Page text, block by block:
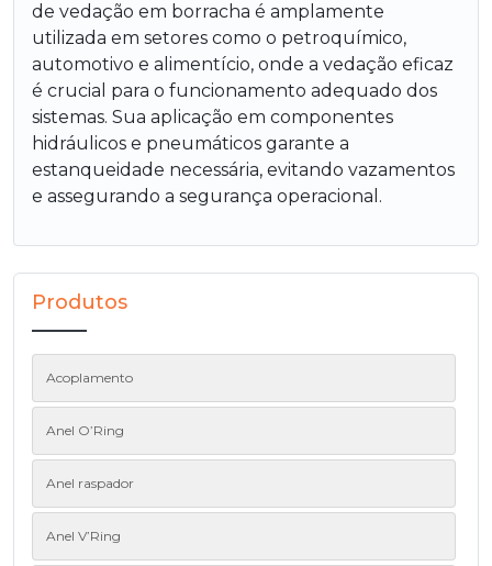
de vedação em borracha é amplamente
utilizada em setores como o petroquímico,
automotivo e alimentício, onde a vedação eficaz
é crucial para o funcionamento adequado dos
sistemas. Sua aplicação em componentes
hidráulicos e pneumáticos garante a
estanqueidade necessária, evitando vazamentos
e assegurando a segurança operacional.
Produtos
Acoplamento
Anel O’Ring
Anel raspador
Anel V’Ring